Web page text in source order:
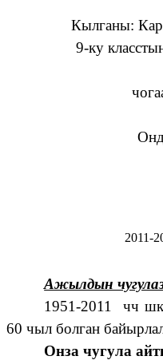
Кылганы:
9-ку
2011-
Ажылдын
1951-2011 чч
60 чыл болган
Онза чугула